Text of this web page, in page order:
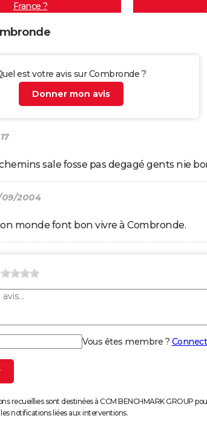
France ?
est votre avis sur Combronde ?
Donner mon avis
sale fosse pas degagé gents nie
09/2004
monde font bon vivre à Combronde.
Vous êtes membre ?
recueillies sont destinées à CCM BENCHMARK GROUP
notifications liées aux interventions.